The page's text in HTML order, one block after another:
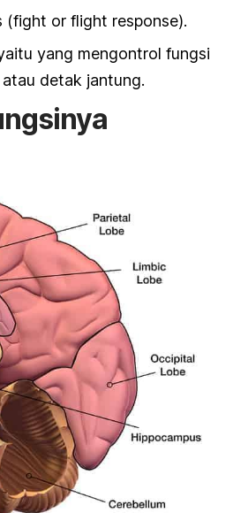
(fight or flight response).
yang mengontrol fungsi
detak jantung.